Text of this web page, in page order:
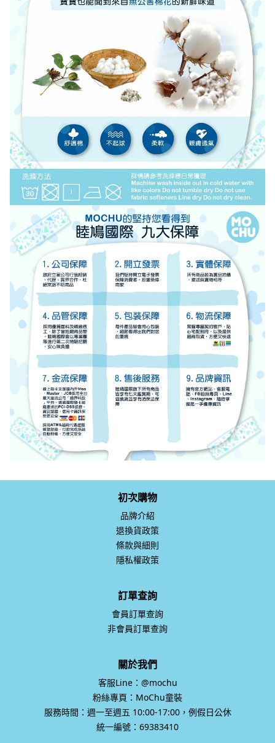
初次購物
品牌介紹
退換貨政策
條款與細則
隱私權政策
訂單查詢
會員訂單查詢
非會員訂單查詢
關於我們
客服Line：@mochu
粉絲專頁：MoChu童裝
服務時間：週一至週五 10:00-17:00，例假日公休
統一編號：69383410